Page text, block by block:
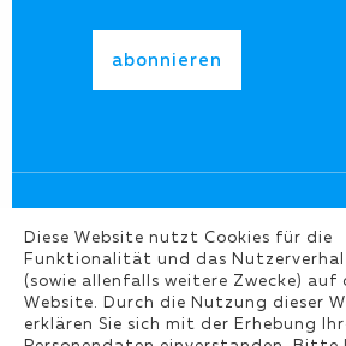
©Copyright 2026
Diese Website nutzt Cookies für die
Funktionalität und das
(sowie allenfalls weitere Zwecke) auf
Website. Durch die Nutzung dieser
erklären Sie sich mit der Erhebung